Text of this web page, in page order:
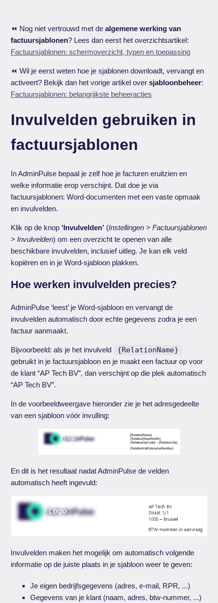
⏪ Nog niet vertrouwd met dealgemene werking van
factuursjablonen? Lees dan eerst het overzichtsartikel:
Factuursjablonen: schermoverzicht, typen en toepassing
⏪ Wil je eerst weten hoe je sjablonen downloadt, vervangt en
activeert? Bekijk dan het vorige artikel oversjabloonbeheer:
Factuursjablonen: belangrijkste beheeracties
Invulvelden gebruiken in
factuursjablonen
In AdminPulse bepaal je zelf hoe je facturen eruitzien en
welke informatie erop verschijnt. Dat doe je via
factuursjablonen: Word-documenten met een vaste opmaak
en invulvelden.
Klik op de knop ‘Invulvelden’ (Instellingen > Factuursjablonen
> Invulvelden) om een overzicht te openen van alle
beschikbare invulvelden, inclusief uitleg. Je kan elk veld
kopiëren en in je Word-sjabloon plakken.
Hoe werken invulvelden precies?
AdminPulse ‘leest’ je Word-sjabloon en vervangt de
invulvelden automatisch door echte gegevens zodra je een
factuur aanmaakt.
Bijvoorbeeld: als je het invulveld {RelationName}
gebruikt in je factuursjabloon en je maakt een factuur op voor
de klant “AP Tech BV”, dan verschijnt op die plek automatisch
“AP Tech BV”.
In de voorbeeldweergave hieronder zie je het adresgedeelte
van een sjabloon vóór invulling:
En dit is het resultaat nadat AdminPulse de velden
automatisch heeft ingevuld:
Invulvelden maken het mogelijk om automatisch volgende
informatie op de juiste plaats in je sjabloon weer te geven:
Je eigen bedrijfsgegevens (adres, e-mail, RPR, ...)
Gegevens van je klant (naam, adres, btw-nummer, ...)